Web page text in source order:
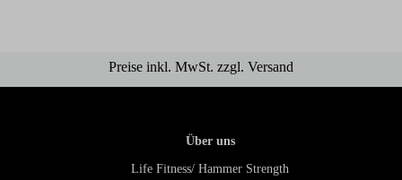
Preise inkl. MwSt. zzgl. Versand
Über uns
Life Fitness/ Hammer Strength